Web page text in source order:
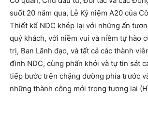
suốt 20 năm qua, Lễ Kỷ niệm A20 của
Thiết kế NDC khép lại với những ấn
quý khách, với niềm vui và niềm tự hào
trị, Ban Lãnh đạo, và tất cả các thành
đình NDC, cùng phấn khởi và tự tin sát
tiếp bước trên chặng đường phía trước
những thành công mới trong tương lai